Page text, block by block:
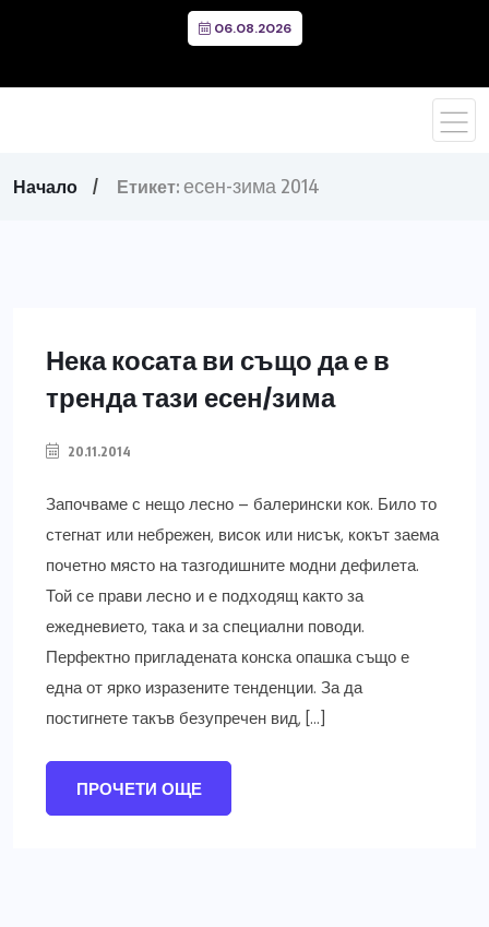
06.08.2026
Начало Етикет: есен-зима 2014
Нека косата ви също да е в
тренда тази есен/зима
20.11.2014
Започваме с нещо лесно – балерински кок. Било то
стегнат или небрежен, висок или нисък, кокът заема
почетно място на тазгодишните модни дефилета.
Той се прави лесно и е подходящ както за
ежедневието, така и за специални поводи.
Перфектно пригладената конска опашка също е
една от ярко изразените тенденции. За да
постигнете такъв безупречен вид, […]
ПРОЧЕТИ ОЩЕ